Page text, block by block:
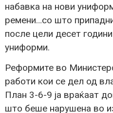
набавка на нови
ремени…со што
после цели десет
униформи.
Реформите во
работи кои се дел од
План 3-6-9 ја враќаат
што беше нарушена во